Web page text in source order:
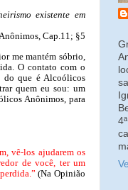
existente em
Cap.11; §5
me mantém sóbrio,
O contato com o
do que é Alcoólicos
quem eu sou: um
Anônimos, para
vê-los ajudarem os
de você, ter um
(Na Opinião